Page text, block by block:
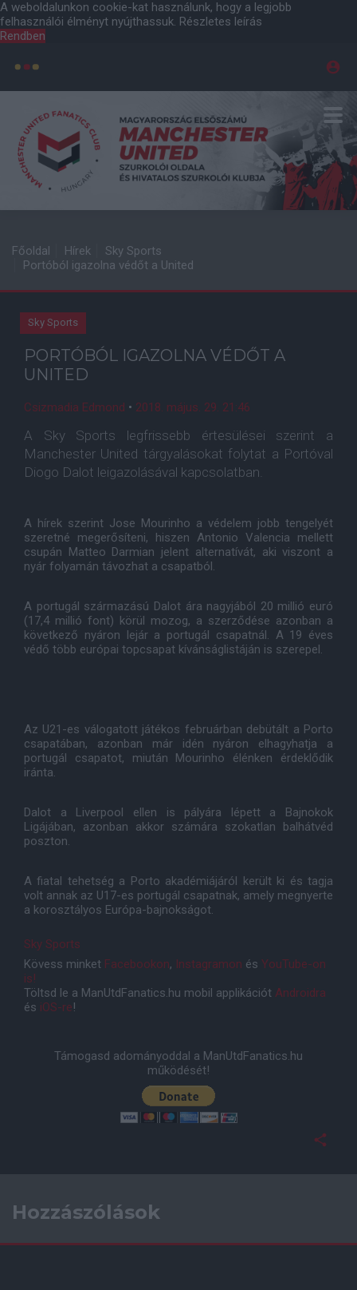
A weboldalunkon cookie-kat használunk, hogy a legjobb
felhasználói élményt nyújthassuk. Részletes leírás
Rendben
Főoldal Hírek
Sky Sports
Portóból igazolna védőt a United
Sky Sports
PORTÓBÓL IGAZOLNA VÉDŐT A
UNITED
Csizmadia Edmond • 2018. május. 29. 21:46
A Sky Sports legfrissebb értesülései szerint a
Manchester United tárgyalásokat folytat a Portóval
Diogo Dalot leigazolásával kapcsolatban.
A hírek szerint Jose Mourinho a védelem jobb tengelyét
szeretné megerősíteni, hiszen Antonio Valencia mellett
csupán Matteo Darmian jelent alternatívát, aki viszont a
nyár folyamán távozhat a csapatból.
A portugál származású Dalot ára nagyjából 20 millió euró
(17,4 millió font) körül mozog, a szerződése azonban a
következő nyáron lejár a portugál csapatnál. A 19 éves
védő több európai topcsapat kívánságlistáján is szerepel.
Az U21-es válogatott játékos februárban debütált a Porto
csapatában, azonban már idén nyáron elhagyhatja a
portugál csapatot, miután Mourinho élénken érdeklődik
iránta.
Dalot a Liverpool ellen is pályára lépett a Bajnokok
Ligájában, azonban akkor számára szokatlan balhátvéd
poszton.
A fiatal tehetség a Porto akadémiájáról került ki és tagja
volt annak az U17-es portugál csapatnak, amely megnyerte
a korosztályos Európa-bajnokságot.
Sky Sports
Kövess minket Facebookon, Instagramon és YouTube-on
is!
Töltsd le a ManUtdFanatics.hu mobil applikációt Androidra
és iOS-re!
Támogasd adományoddal a ManUtdFanatics.hu
működését!
Hozzászólások